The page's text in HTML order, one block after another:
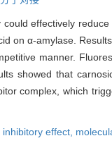
could effectively
on α-amylase.
manner.
showed that
complex, which
inhibitory effect,